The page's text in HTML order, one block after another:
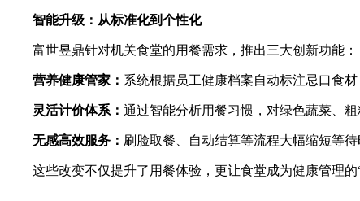
智能升级：从标准化到个性化
富世昱鼎针对机关食堂的用餐需求，推出三大创新功能：
营养健康管家： 系统根据员工健康档案自动标注忌口食
灵活计价体系： 通过智能分析用餐习惯，对绿色蔬菜、
无感高效服务： 刷脸取餐、自动结算等流程大幅缩短等
这些改变不仅提升了用餐体验，更让食堂成为健康管理